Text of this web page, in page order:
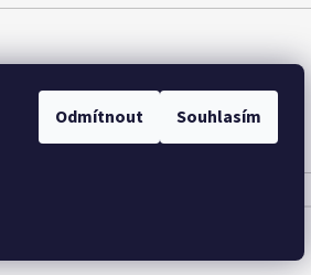
Odmítnout Souhlasím